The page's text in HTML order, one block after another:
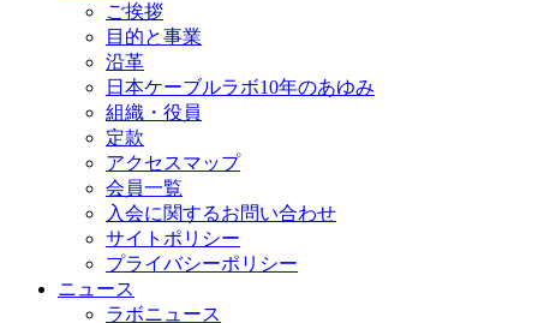
ご挨拶
目的と事業
沿革
日本ケーブルラボ10年のあゆみ
組織・役員
定款
アクセスマップ
会員一覧
入会に関するお問い合わせ
サイトポリシー
プライバシーポリシー
ニュース
ラボニュース